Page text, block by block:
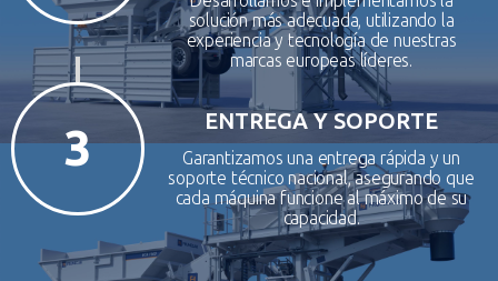
solución más adecuada, utilizando la
experiencia y tecnología de nuestras
marcas europeas líderes.
3 ENTREGA Y SOPORTE
Garantizamos una entrega rápida y un
soporte técnico nacional, asegurando que
cada máquina funcione al máximo de su
capacidad.